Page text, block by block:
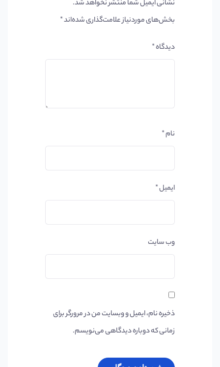
نشانی ایمیل شما منتشر نخواهد شد.
بخش‌های موردنیاز علامت‌گذاری شده‌اند*
دیدگاه*
نام*
ایمیل*
وب‌ سایت
ذخیره نام، ایمیل و وبسایت من در مرورگر برای
زمانی که دوباره دیدگاهی می‌نویسم.